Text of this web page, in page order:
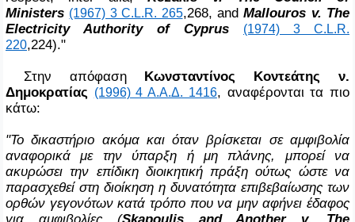
Ministers (1967) 3 C.L.R. 265,268, andΜallourοs v. The
Electricity Authority of Cyprus
(1974) 3 C.L.R.
220,224)."
Στην απόφαση Κωνσταντίνος Κοντεάτης ν.
Δημοκρατίας (1996) 4 Α.Α.Δ. 1416, αναφέρονται τα πιο
κάτω:
"Το δικαστήριο ακόμα και όταν βρίσκεται σε αμφιβολία
αναφορικά με την ύπαρξη ή μη πλάνης, μπορεί να
ακυρώσει την επίδικη διοικητική πράξη ούτως ώστε να
παρασχεθεί στη διοίκηση η δυνατότητα επιβεβαίωσης των
ορθών γεγονότων κατά τρόπο που να μην αφήνει έδαφος
για αμφιβολίες (Skapoulis and Another v. The